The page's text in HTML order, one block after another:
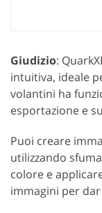
Giudizio:
intuitiva, ideale
volantini ha
esportazione e
Puoi creare
utilizzando
colore e
immagini per